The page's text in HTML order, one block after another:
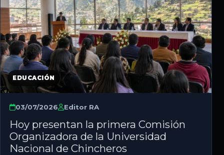
EDUCACIÓN
03/07/2026 Editor RA
Hoy presentan la primera Comisión
Organizadora de la Universidad
Nacional de Chincheros